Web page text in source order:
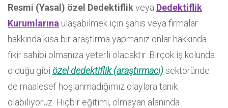
Resmi (Yasal) özel Dedektiflikveya Dedektiflik
Kurumlarına ulaşabilmek için şahıs veya firmalar
hakkında kısa bir araştırma yapmanız onlar hakkında
fikir sahibi olmanıza yeterli olacaktır. Birçok iş kolunda
olduğu gibi özel dedektiflik (araştırmacı)sektöründe
de maalesef hoşlanmadığımız olaylara tanık
olabiliyoruz. Hiçbir eğitimi, olmayan alanında